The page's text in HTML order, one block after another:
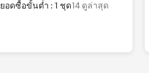
ยอดซื้อขั้นต่ำ : 1 ชุด14 ดูล่าสุด